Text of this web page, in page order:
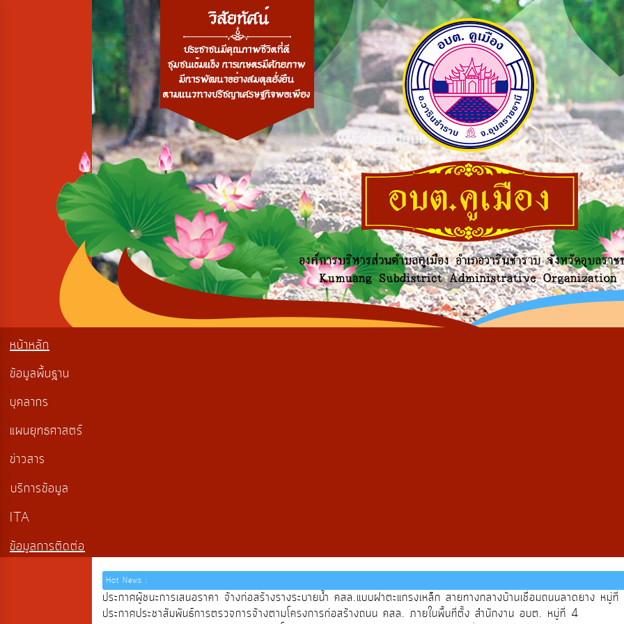
หน้าหลัก
ข้อมูลพื้นฐาน
บุคลากร
แผนยุทธศาสตร์
ข่าวสาร
บริการข้อมูล
ITA
ข้อมูลการติดต่อ
Hot News :
ประกาศผู้ชนะการเสนอราคา จ้างก่อสร้างรางระบายน้ำ คสล.แบบฝาตะแกรงเหล็ก สายทางกลางบ้านเชื่อมถนนลาดยาง หมู่ที่
ประกาศประชาสัมพันธ์การตรวจการจ้างตามโครงการก่อสร้างถนน คสล. ภายในพื้นที่ตั้ง สำนักงาน อบต. หมู่ที่ 4